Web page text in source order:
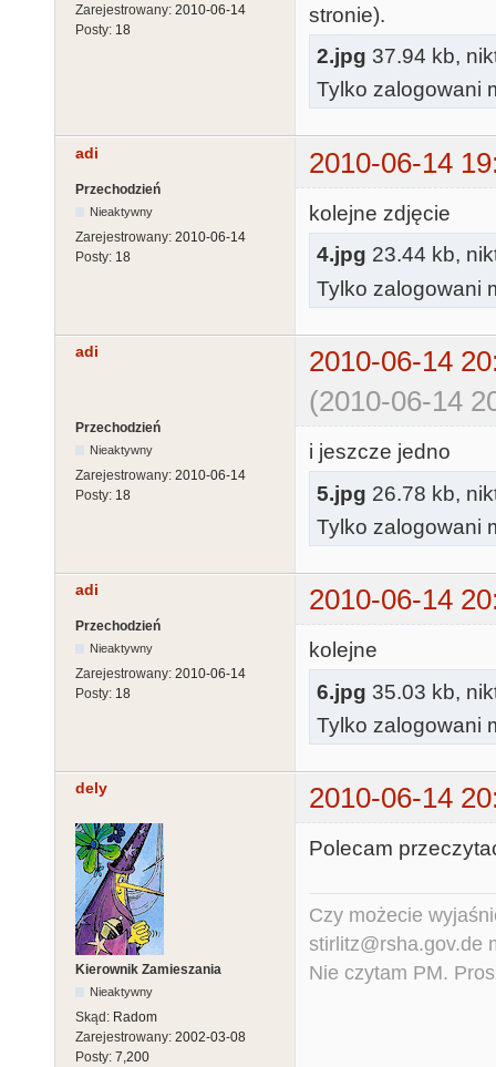
Zarejestrowany: 2010-06-14
Posty: 18
stronie).
2.jpg 37.94 kb,
Tylko zalogowani
adi 2010-06-14
Przechodzień
Nieaktywny
Zarejestrowany: 2010-06-14
Posty: 18
kolejne zdjęcie
4.jpg 23.44 kb,
Tylko zalogowani
adi
2010-06-14
(2010-06-14
Przechodzień
Nieaktywny
Zarejestrowany: 2010-06-14
Posty: 18
i jeszcze jedno
5.jpg 26.78 kb,
Tylko zalogowani
adi 2010-06-14
Przechodzień
Nieaktywny
Zarejestrowany: 2010-06-14
Posty: 18
kolejne
6.jpg 35.03 kb,
Tylko zalogowani
dely 2010-06-14
Kierownik Zamieszania
Nieaktywny
Skąd: Radom
Zarejestrowany: 2002-03-08
Posty: 7,200
Polecam
Czy możecie
stirlitz@rsha.gov.de
Nie czytam PM.